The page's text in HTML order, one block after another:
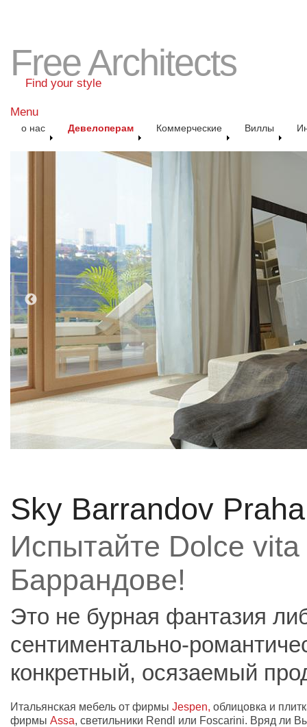
Free Architects
Find your style
Menu
о нас Девелоперам Коммерческие Виллы
Sky Barrandov Praha
Испытайте Dolce
Баррандове!
Это не бурная фантазия
сентиментально-
конкретный, осязаемый
Итальянская мебель от фирмы Jespen, облицовка и
фирмы Assa, светильники Rendl или Foscarini. Вряд ли